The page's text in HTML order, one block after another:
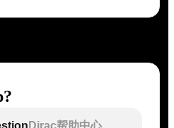
Dirac帮助中心